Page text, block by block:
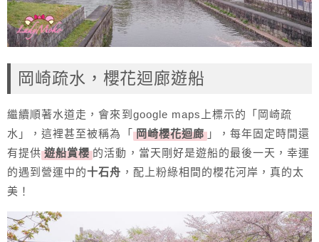
岡崎疏水，櫻花迴廊遊船
繼續順著水道走，會來到google maps上標示的「岡崎疏
水」，這裡甚至被稱為「 岡崎櫻花迴廊 」，每年固定時間還
有提供 遊船賞櫻 的活動，當天剛好是遊船的最後一天，幸運
的遇到營運中的十石舟 ，配上粉綠相間的櫻花河岸，真的太
美！